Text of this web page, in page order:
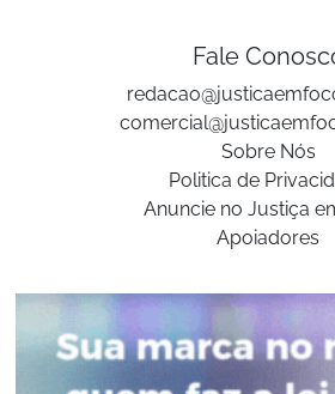
Fale
Sobre Nós
Politica de
Anuncie no Justiça
Apoiadores